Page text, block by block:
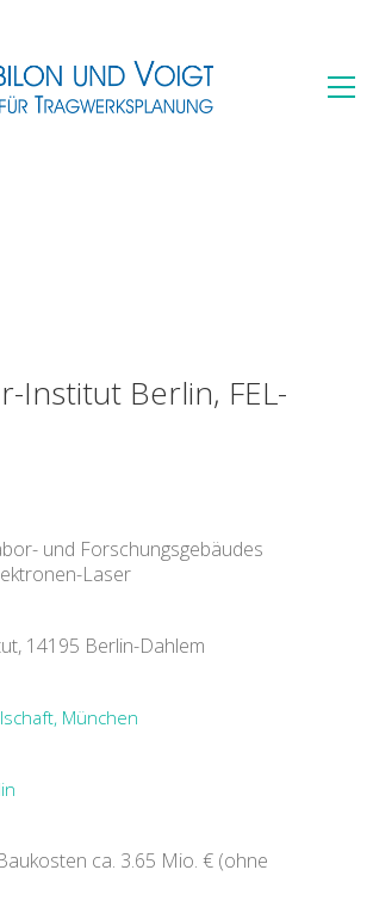
Institut Berlin, FEL-
und Forschungsgebäudes
Laser
14195 Berlin-Dahlem
München
ca. 3.65 Mio. € (ohne